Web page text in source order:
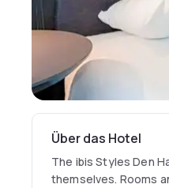
Über das Hotel
The ibis Styles Den
themselves. Rooms